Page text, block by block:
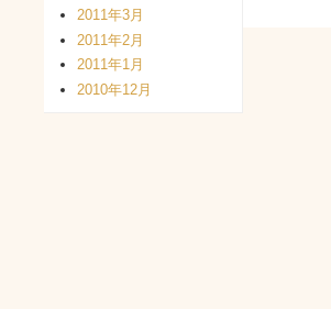
2011年3月
2011年2月
2011年1月
2010年12月